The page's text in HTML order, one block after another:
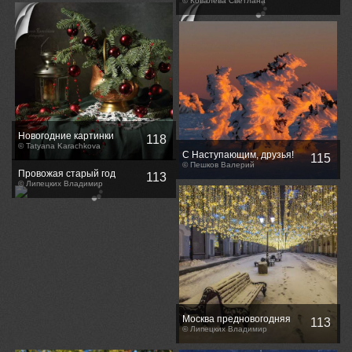
Новогодние картинки
© Tatyana Karachkova 118
магии?
С Наступающим, друзья!
© Пешков Валерий 115
Провожая старый год
© Липецких Владимир 113
Москва предновогодняя
© Липецких Владимир 113